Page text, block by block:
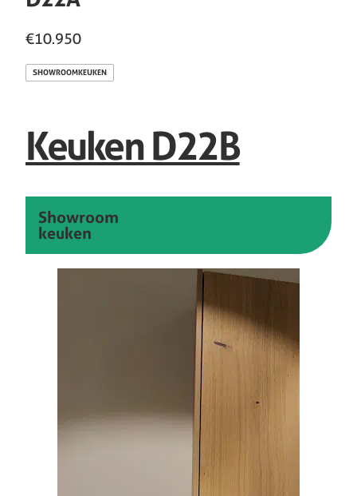
€10.950
SHOWROOMKEUKEN
Keuken D22B
Showroom
keuken